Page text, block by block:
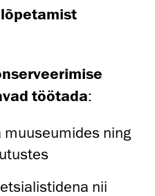
töötada:
ning
nii